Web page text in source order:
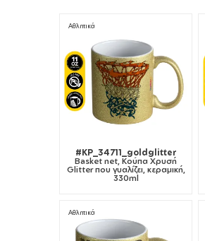
Αθλητικά
#KP_34711_goldglitter
Basket net, Κούπα Χρυσή
Glitter που γυαλίζει, κεραμική,
330ml
Αθλητικά